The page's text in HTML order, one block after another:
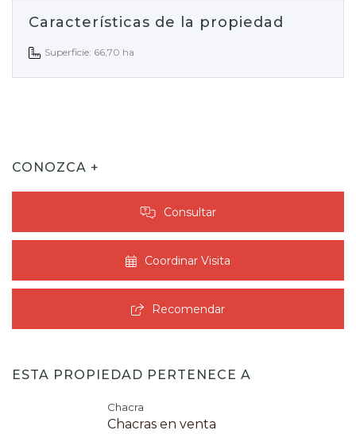
Características de la propiedad
Superficie: 66,70 ha
CONOZCA +
Consultar
Coordinar Visita
Recomendar
ESTA PROPIEDAD PERTENECE A
Chacra
Chacras en venta